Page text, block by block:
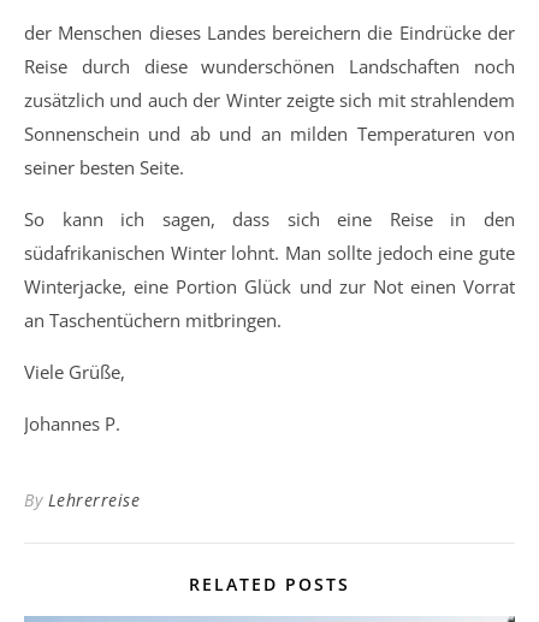
der Menschen dieses Landes bereichern die Eindrücke der
Reise durch diese wunderschönen Landschaften noch
zusätzlich und auch der Winter zeigte sich mit strahlendem
Sonnenschein und ab und an milden Temperaturen von
seiner besten Seite.
So kann ich sagen, dass sich eine Reise in den
südafrikanischen Winter lohnt. Man sollte jedoch eine gute
Winterjacke, eine Portion Glück und zur Not einen Vorrat
an Taschentüchern mitbringen.
Viele Grüße,
Johannes P.
By Lehrerreise
RELATED POSTS